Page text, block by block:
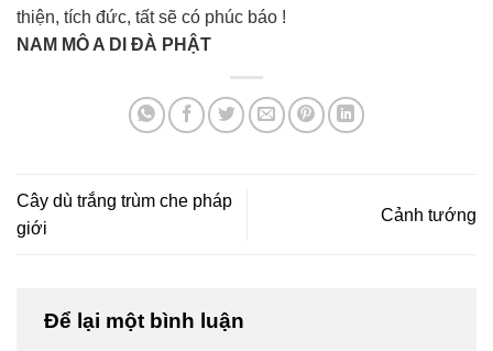
thiện, tích đức, tất sẽ có phúc báo !
NAM MÔ A DI ĐÀ PHẬT
Cây dù trắng trùm che pháp
giới
Cảnh tướng
Để lại một bình luận